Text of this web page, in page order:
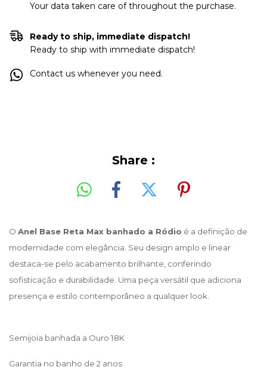
Your data taken care of throughout the purchase.
Ready to ship, immediate dispatch!
Ready to ship with immediate dispatch!
Contact us whenever you need.
Share :
O Anel Base Reta Max banhado a Ródio é a definição de
modernidade com elegância. Seu design amplo e linear
destaca-se pelo acabamento brilhante, conferindo
sofisticação e durabilidade. Uma peça versátil que adiciona
presença e estilo contemporâneo a qualquer look.
Semijoia banhada a Ouro 18K
Garantia no banho de 2 anos